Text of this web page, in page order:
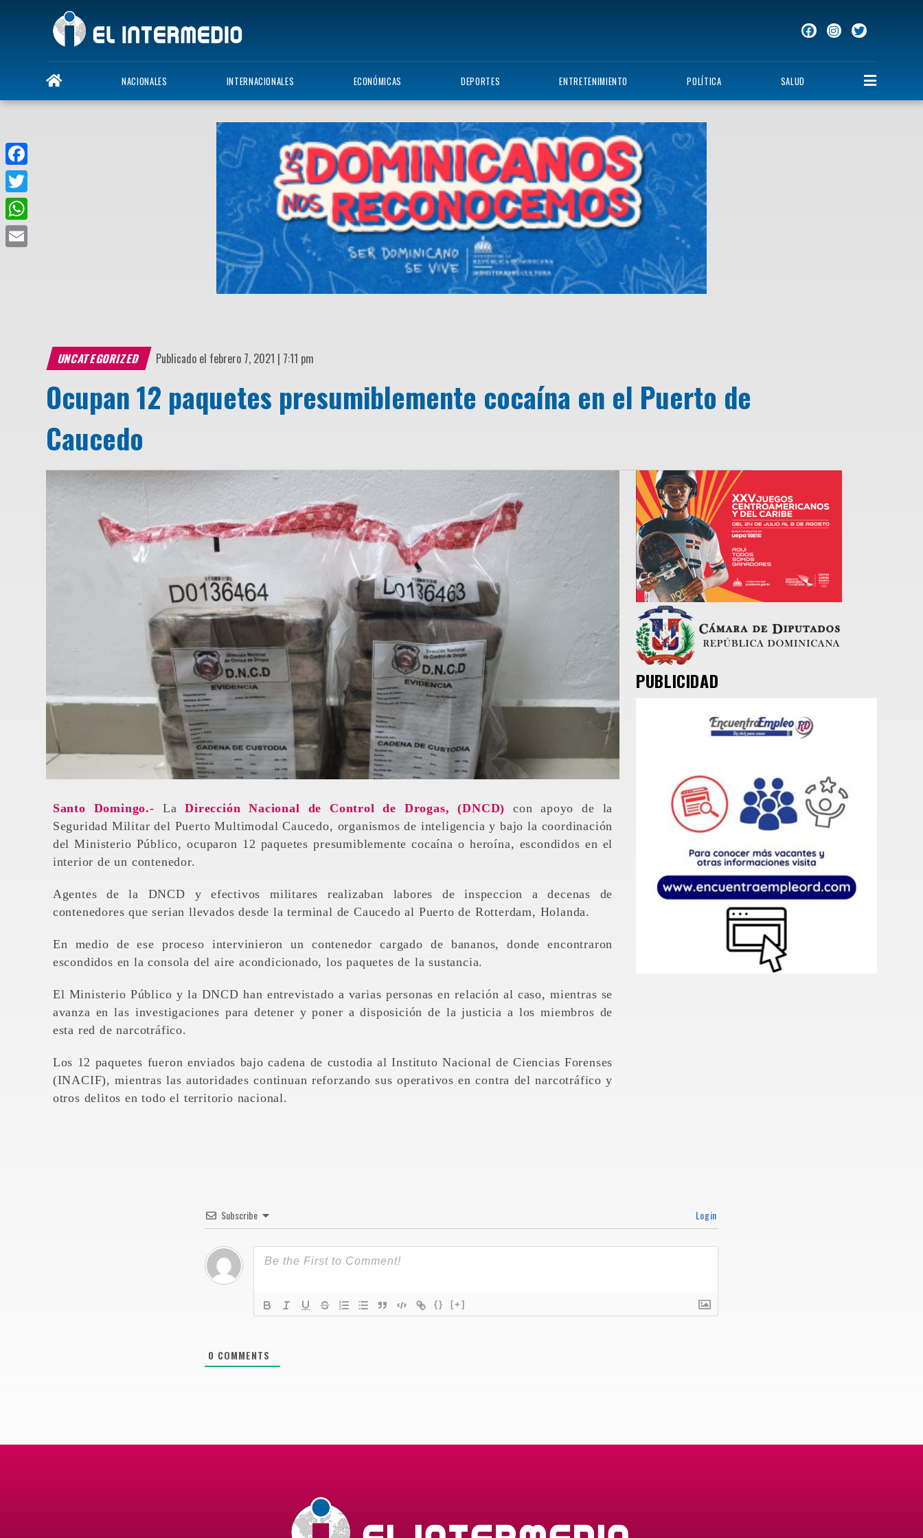
NACIONALES INTERNACIONALES ECONÓMICAS DEPORTES ENTRETENIMIENTO POLÍTICA SALUD
UNCATEGORIZED Publicado el febrero 7, 2021 | 7:11 pm
Ocupan 12 paquetes presumiblemente cocaína en el Puerto de
Caucedo
Santo Domingo.- LaDirección Nacional de Control de Drogas, (DNCD)con apoyo de la
Seguridad Militar del Puerto Multimodal Caucedo, organismos de inteligencia y bajo la coordinación
del Ministerio Público, ocuparon 12 paquetes presumiblemente cocaína o heroína, escondidos en el
interior de un contenedor.
Agentes de la DNCD y efectivos militares realizaban labores de inspeccion a decenas de
contenedores que serian llevados desde la terminal de Caucedo al Puerto de Rotterdam, Holanda.
En medio de ese proceso intervinieron un contenedor cargado de bananos, donde encontraron
escondidos en la consola del aire acondicionado, los paquetes de la sustancia.
El Ministerio Público y la DNCD han entrevistado a varias personas en relación al caso, mientras se
avanza en las investigaciones para detener y poner a disposición de la justicia a los miembros de
esta red de narcotráfico.
Los 12 paquetes fueron enviados bajo cadena de custodia al Instituto Nacional de Ciencias Forenses
(INACIF), mientras las autoridades continuan reforzando sus operativos en contra del narcotráfico y
otros delitos en todo el territorio nacional.
PUBLICIDAD
Subscribe Login
{} [+]
0 COMMENTS
Facebook
Twitter
WhatsApp